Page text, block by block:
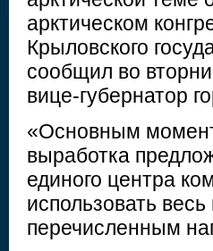
арктическом
Крыловского
сообщил во
вице-губернатор
«Основным
выработка
единого центра
использовать
перечисленным